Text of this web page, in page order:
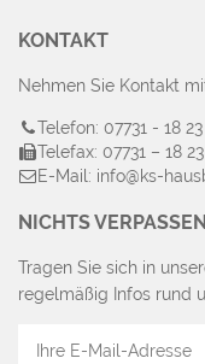
KONTAKT
Nehmen Sie Kontakt
Telefon: 07731 - 18
Telefax: 07731 – 18
E-Mail: info@ks-
NICHTS VERPASSEN
Tragen Sie sich in
regelmäßig Infos rund